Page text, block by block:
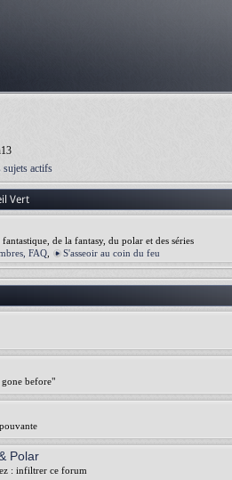
sujets actifs
Vert
de la fantasy, du polar et des séries
FAQ S'asseoir au coin du feu
before"
Polar
: infiltrer ce forum